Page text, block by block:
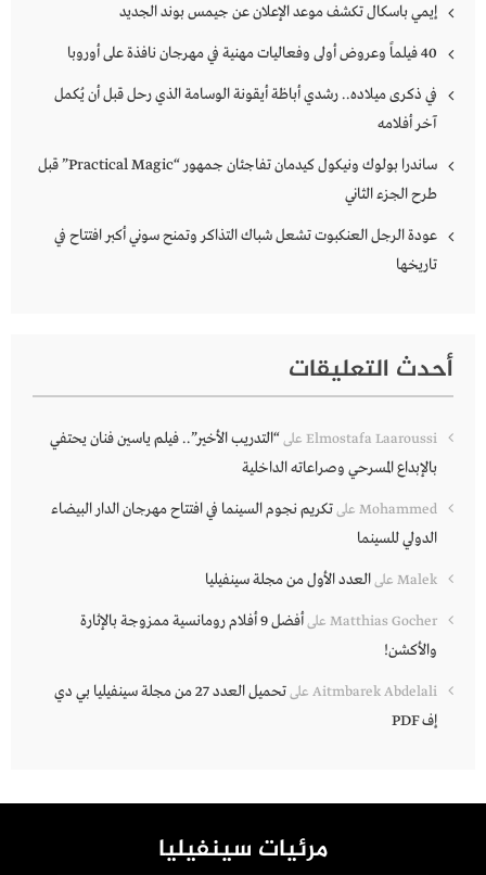
إيمي باسكال تكشف موعد الإعلان عن جيمس بوند الجديد
40 فيلماً وعروض أولى وفعاليات مهنية في مهرجان نافذة على أوروبا
في ذكرى ميلاده.. رشدي أباظة أيقونة الوسامة الذي رحل قبل أن يُكمل
آخر أفلامه
ساندرا بولوك ونيكول كيدمان تفاجئان جمهور “Practical Magic” قبل
طرح الجزء الثاني
عودة الرجل العنكبوت تشعل شباك التذاكر وتمنح سوني أكبر افتتاح في
تاريخها
أحدث التعليقات
Elmostafa Laaroussi على“التدريب الأخير”.. فيلم ياسين فنان يحتفي
بالإبداع المسرحي وصراعاته الداخلية
Mohammed علىتكريم نجوم السينما في افتتاح مهرجان الدار البيضاء
الدولي للسينما
Malek علىالعدد الأول من مجلة سينفيليا
Matthias Gocher على
أفضل 9 أفلام رومانسية ممزوجة بالإثارة
والأكشن!
Aitmbarek Abdelali على
تحميل العدد 27 من مجلة سينفيليا بي دي
إف PDF
مرئيات سينفيليا